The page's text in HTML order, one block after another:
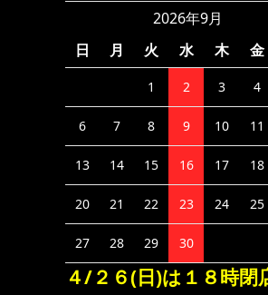
2026年9月
日
月 火 水 木 金
1 2 3 4
6 7 8 9 10 11
13 14 15 16 17 18
20 21 22 23 24 25
27 28 29 30
４/２６(日)は１８時閉